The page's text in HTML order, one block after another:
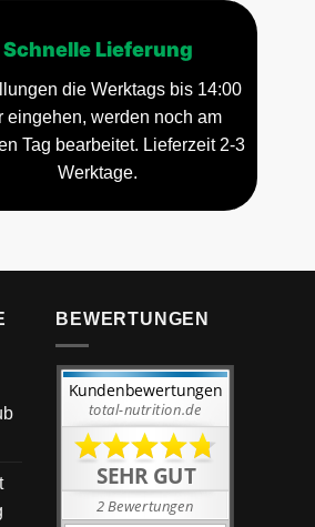
Schnelle Lieferung
die Werktags bis 14:00
eingehen, werden noch am
Tag bearbeitet. Lieferzeit 2-3
Werktage.
BEWERTUNGEN